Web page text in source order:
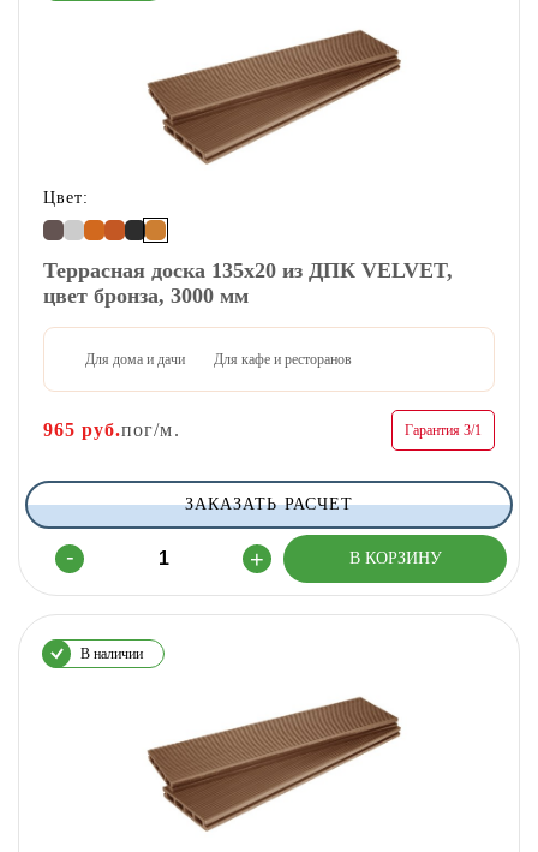
Цвет:
Террасная доска 135х20 из ДПК VELVET,
цвет бронза, 3000 мм
Для дома и дачи Для кафе и ресторанов
965 руб.пог/м. Гарантия 3/1
ЗАКАЗАТЬ РАСЧЕТ
В наличии